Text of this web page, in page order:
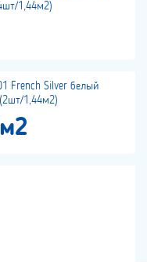
1,44м2)
French Silver белый
1,44м2)